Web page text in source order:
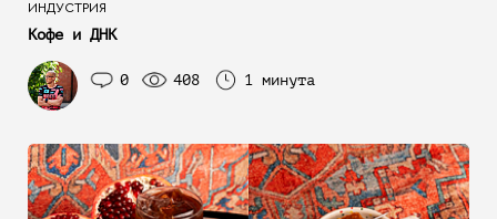
ИНДУСТРИЯ
Кофе и ДНК
0 408 1 минута